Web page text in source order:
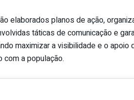
elaborados planos de ação,
táticas de comunicação e
maximizar a visibilidade e o
com a população.